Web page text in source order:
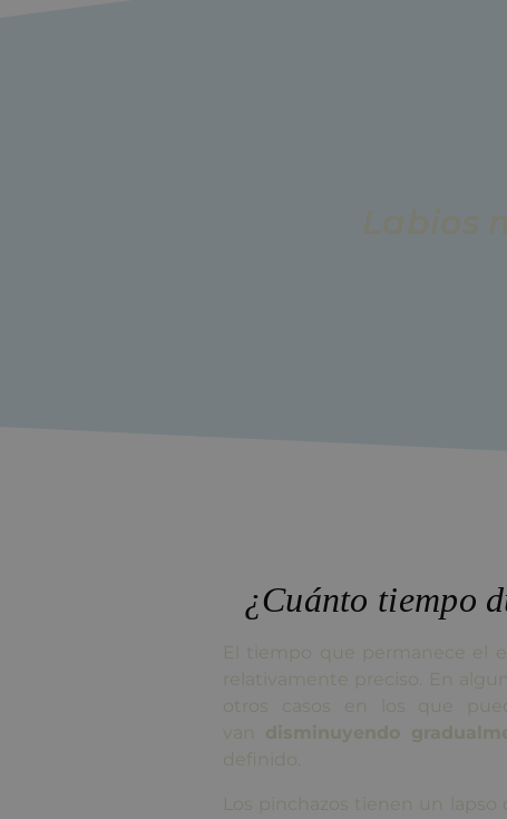
¿Cuánto tiempo
El tiempo que permanece el
relativamente preciso. En
otros casos en los que
van disminuyendo
definido.
Los pinchazos tienen un lapso